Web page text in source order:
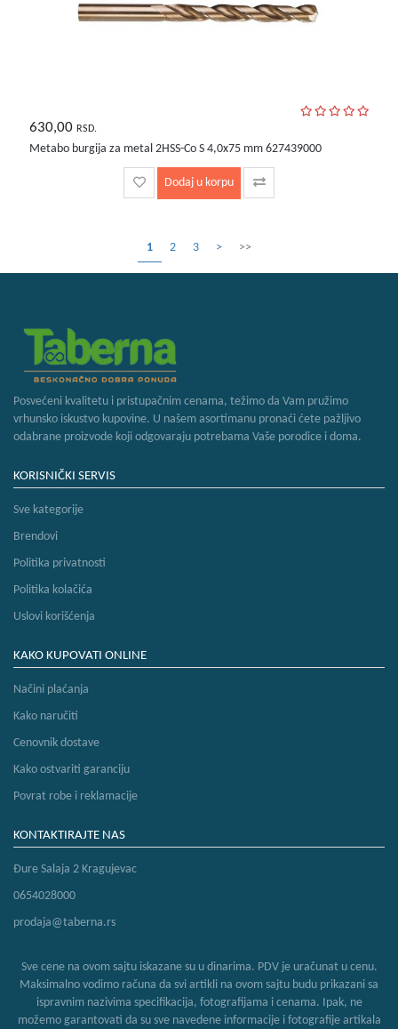
630,00 RSD.
Metabo burgija za metal 2HSS-Co S 4,0x75 mm 627439000
Dodaj u korpu
1 2 3 > >>
Posvećeni kvalitetu i pristupačnim cenama, težimo da Vam pružimo
vrhunsko iskustvo kupovine. U našem asortimanu pronaći ćete pažljivo
odabrane proizvode koji odgovaraju potrebama Vaše porodice i doma.
KORISNIČKI SERVIS
Sve kategorije
Brendovi
Politika privatnosti
Politika kolačića
Uslovi korišćenja
KAKO KUPOVATI ONLINE
Načini plaćanja
Kako naručiti
Cenovnik dostave
Kako ostvariti garanciju
Povrat robe i reklamacije
KONTAKTIRAJTE NAS
Đure Salaja 2 Kragujevac
0654028000
prodaja@taberna.rs
Sve cene na ovom sajtu iskazane su u dinarima. PDV je uračunat u cenu.
Maksimalno vodimo računa da svi artikli na ovom sajtu budu prikazani sa
ispravnim nazivima specifikacija, fotografijama i cenama. Ipak, ne
možemo garantovati da su sve navedene informacije i fotografije artikala